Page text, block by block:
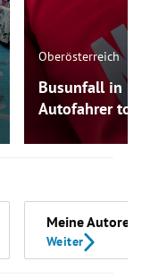
Oberösterreich
Busunfall in
Autofahrer tot
Meine Autoren
Weiter